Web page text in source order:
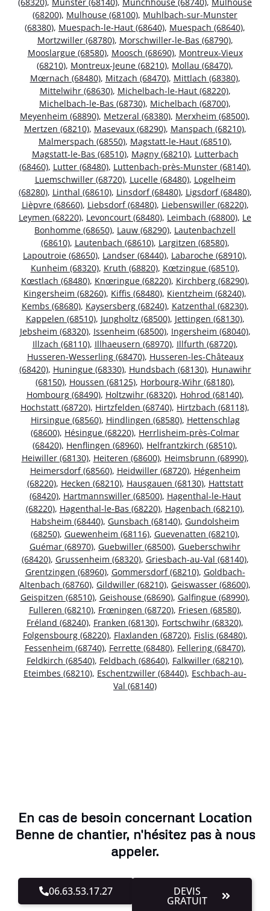
(68200), Mulhouse (68100), Muhlbach-sur-Munster
(68380), Muespach-le-Haut (68640), Muespach (68640),
Mortzwiller (68780), Morschwiller-le-Bas (68790),
Mooslargue (68580), Moosch (68690), Montreux-Vieux
(68210), Montreux-Jeune (68210), Mollau (68470),
Mœrnach (68480), Mitzach (68470), Mittlach (68380),
Mittelwihr (68630), Michelbach-le-Haut (68220),
Michelbach-le-Bas (68730), Michelbach (68700),
Meyenheim (68890), Metzeral (68380), Merxheim (68500),
Mertzen (68210), Masevaux (68290), Manspach (68210),
Malmerspach (68550), Magstatt-le-Haut (68510),
Magstatt-le-Bas (68510), Magny (68210), Lutterbach
(68460), Lutter (68480), Luttenbach-près-Munster (68140),
Luemschwiller (68720), Lucelle (68480), Logelheim
(68280), Linthal (68610), Linsdorf (68480), Ligsdorf (68480),
Lièpvre (68660), Liebsdorf (68480), Liebenswiller (68220),
Leymen (68220), Levoncourt (68480), Leimbach (68800), Le
Bonhomme (68650), Lauw (68290), Lautenbachzell
(68610), Lautenbach (68610), Largitzen (68580),
Lapoutroie (68650), Landser (68440), Labaroche (68910),
Kunheim (68320), Kruth (68820), Kœtzingue (68510),
Kœstlach (68480), Knœringue (68220), Kirchberg (68290),
Kingersheim (68260), Kiffis (68480), Kientzheim (68240),
Kembs (68680), Kaysersberg (68240), Katzenthal (68230),
Kappelen (68510), Jungholtz (68500), Jettingen (68130),
Jebsheim (68320), Issenheim (68500), Ingersheim (68040),
Illzach (68110), Illhaeusern (68970), Illfurth (68720),
Husseren-Wesserling (68470), Husseren-les-Châteaux
(68420), Huningue (68330), Hundsbach (68130), Hunawihr
(68150), Houssen (68125), Horbourg-Wihr (68180),
Hombourg (68490), Holtzwihr (68320), Hohrod (68140),
Hochstatt (68720), Hirtzfelden (68740), Hirtzbach (68118),
Hirsingue (68560), Hindlingen (68580), Hettenschlag
(68600), Hésingue (68220), Herrlisheim-près-Colmar
(68420), Henflingen (68960), Helfrantzkirch (68510),
Heiwiller (68130), Heiteren (68600), Heimsbrunn (68990),
Heimersdorf (68560), Heidwiller (68720), Hégenheim
(68220), Hecken (68210), Hausgauen (68130), Hattstatt
(68420), Hartmannswiller (68500), Hagenthal-le-Haut
(68220), Hagenthal-le-Bas (68220), Hagenbach (68210),
Habsheim (68440), Gunsbach (68140), Gundolsheim
(68250), Guewenheim (68116), Guevenatten (68210),
Guémar (68970), Guebwiller (68500), Gueberschwihr
(68420), Grussenheim (68320), Griesbach-au-Val (68140),
Grentzingen (68960), Gommersdorf (68210), Goldbach-
Altenbach (68760), Gildwiller (68210), Geiswasser (68600),
Geispitzen (68510), Geishouse (68690), Galfingue (68990),
Fulleren (68210), Frœningen (68720), Friesen (68580),
Fréland (68240), Franken (68130), Fortschwihr (68320),
Folgensbourg (68220), Flaxlanden (68720), Fislis (68480),
Fessenheim (68740), Ferrette (68480), Fellering (68470),
Feldkirch (68540), Feldbach (68640), Falkwiller (68210),
Eteimbes (68210), Eschentzwiller (68440), Eschbach-au-
Val (68140)
En cas de besoin concernant Location
Benne de chantier, n'hésitez pas à nous
appeler.
06.63.53.17.27 DEVIS
GRATUIT